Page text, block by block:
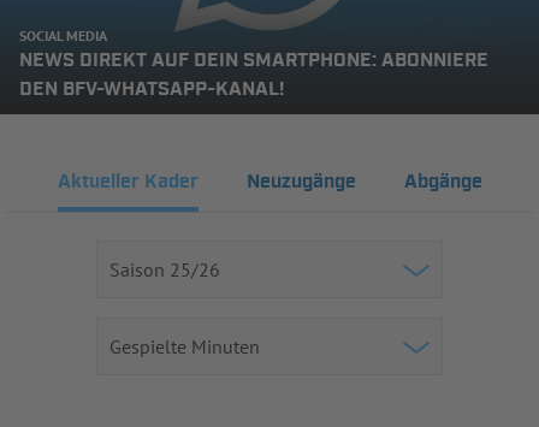
SOCIAL MEDIA
NEWS DIREKT AUF DEIN SMARTPHONE: ABONNIERE
DEN BFV-WHATSAPP-KANAL!
Aktueller Kader Neuzugänge Abgänge